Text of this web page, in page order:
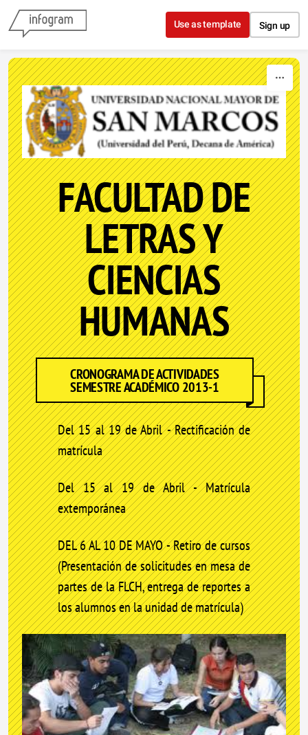
Skip to content
Use as template Sign up
FACULTAD DE
LETRAS Y
CIENCIAS
HUMANAS
CRONOGRAMA DE ACTIVIDADES
SEMESTRE ACADÉMICO 2013-1
Del 15 al 19 de Abril - Rectificación de
matrícula
Del 15 al 19 de Abril - Matrícula
extemporánea
DEL 6 AL 10 DE MAYO - Retiro de cursos
(Presentación de solicitudes en mesa de
partes de la FLCH, entrega de reportes a
los alumnos en la unidad de matrícula)